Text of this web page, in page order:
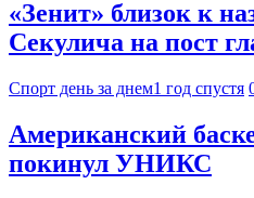
«Зенит» близок к
Секулича на пост
Спорт день за днем1 год спустя
Американский
покинул УНИКС